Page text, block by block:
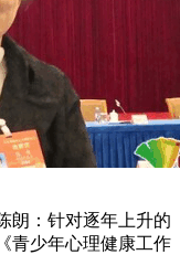
朗：针对逐年上升的
青少年心理健康工作